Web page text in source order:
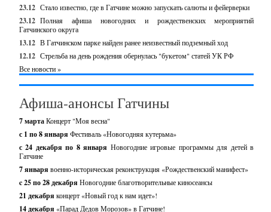
23.12 Стало известно, где в Гатчине можно запускать салюты и фейерверки
23.12 Полная афиша новогодних и рождественских мероприятий
Гатчинского округа
13.12 В Гатчинском парке найден ранее неизвестный подземный ход
12.12 Стрельба на день рождения обернулась "букетом" статей УК РФ
Все новости »
Афиша-анонсы Гатчины
7 мартаКонцерт "Моя весна"
с 1 по 8 января Фестиваль «Новогодняя кутерьма»
с 24 декабря по 8 января Новогодние игровые программы для детей в
Гатчине
7 января военно-историческая реконструкция «Рождественский манифест»
c 25 по 28 декабря Новогодние благотворительные киносеансы
21 декабря концерт «Новый год к нам идет»!
14 декабря «Парад Дедов Морозов» в Гатчине!